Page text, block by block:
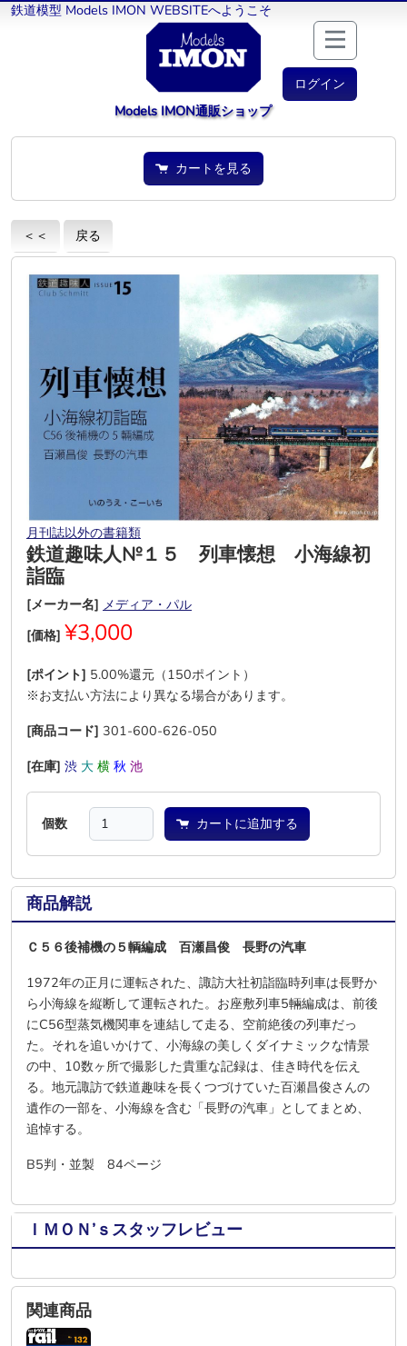
鉄道模型 Models IMON WEBSITEへようこそ
ログイン
Models IMON通販ショップ
カートを見る
＜＜ 戻る
月刊誌以外の書籍類
鉄道趣味人№１５ 列車懐想 小海線初
詣臨
[メーカー名] メディア・パル
[価格] ¥3,000
[ポイント] 5.00%還元（150ポイント）
※お支払い方法により異なる場合があります。
[商品コード] 301-600-626-050
[在庫] 渋 大 横 秋 池
個数 カートに追加する
商品解説
Ｃ５６後補機の５輌編成 百瀬昌俊 長野の汽車
1972年の正月に運転された、諏訪大社初詣臨時列車は長野か
ら小海線を縦断して運転された。お座敷列車5輛編成は、前後
にC56型蒸気機関車を連結して走る、空前絶後の列車だっ
た。それを追いかけて、小海線の美しくダイナミックな情景
の中、10数ヶ所で撮影した貴重な記録は、佳き時代を伝え
る。地元諏訪で鉄道趣味を長くつづけていた百瀬昌俊さんの
遺作の一部を、小海線を含む「長野の汽車」としてまとめ、
追悼する。
B5判・並製 84ページ
ＩＭＯＮ’ｓスタッフレビュー
関連商品